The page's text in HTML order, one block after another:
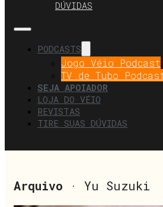
DÚVIDAS
PODCASTS
Jogo Véio Podcast
TV de Tubo
SEJA APOIADOR
LOJA DO VÉIO
REVISTAS
TIRE SUAS DÚVIDAS
Arquivo · Yu Suzuki